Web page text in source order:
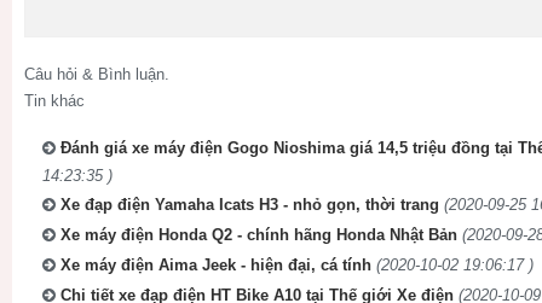
Câu hỏi & Bình luận.
Tin khác
Đánh giá xe máy điện Gogo Nioshima giá 14,5 triệu đồng tại
14:23:35 )
Xe đạp điện Yamaha Icats H3 - nhỏ gọn, thời trang (2020-09-25
Xe máy điện Honda Q2 - chính hãng Honda Nhật Bản (2020-09-
Xe máy điện Aima Jeek - hiện đại, cá tính (2020-10-02 19:06:17 )
Chi tiết xe đạp điện HT Bike A10 tại Thế giới Xe điện (2020-10-